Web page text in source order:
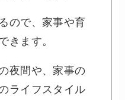
ので、家事や育
きます。
夜間や、家事の
ライフスタイル